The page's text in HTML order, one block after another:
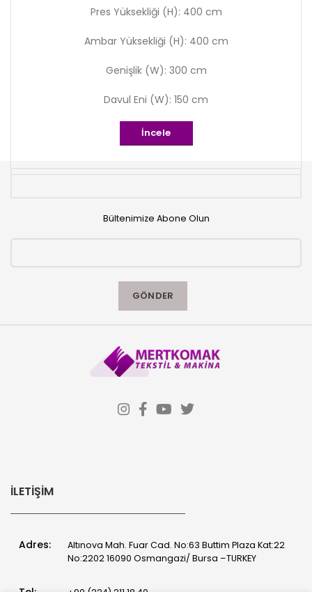
Pres Yüksekliği (H): 400 cm
Ambar Yüksekliği (H): 400 cm
Genişlik (W): 300 cm
Davul Eni (W): 150 cm
İncele
Bültenimize Abone Olun
İLETIŞIM
Adres:
Altınova Mah. Fuar Cad. No:63 Buttim Plaza Kat:22
No:2202 16090 Osmangazi/ Bursa –TURKEY